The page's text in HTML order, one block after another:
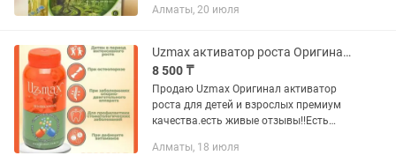
препаратов от кашля и для чистки
Алматы, 20 июля
Uzmax активатор роста Оригинал детям взрослым зубы кости живые отзывы
8 500 ₸
Продаю Uzmax Оригинал активатор
роста для детей и взрослых премиум
качества.есть живые отзывы!!Есть
бар!Uzmax уникальное средство для
Алматы, 18 июля